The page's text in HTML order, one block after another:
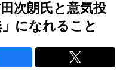
次朗氏と意気投
になれること